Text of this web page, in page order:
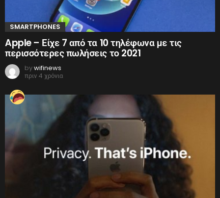
SMARTPHONES
Apple – Είχε 7 από τα 10 τηλέφωνα με τις
περισσότερες πωλήσεις το 2021
bywifinews
πριν 4 χρόνια